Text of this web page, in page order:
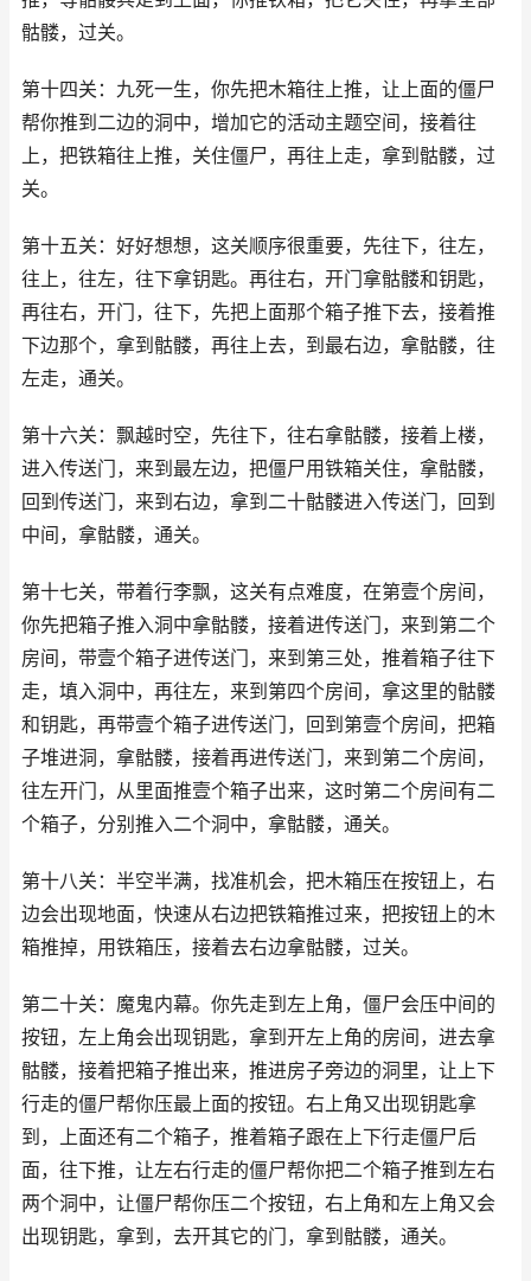
骷髅，过关。
第十四关：九死一生，你先把木箱往上推，让上面的僵尸
帮你推到二边的洞中，增加它的活动主题空间，接着往
上，把铁箱往上推，关住僵尸，再往上走，拿到骷髅，过
关。
第十五关：好好想想，这关顺序很重要，先往下，往左，
往上，往左，往下拿钥匙。再往右，开门拿骷髅和钥匙，
再往右，开门，往下，先把上面那个箱子推下去，接着推
下边那个，拿到骷髅，再往上去，到最右边，拿骷髅，往
左走，通关。
第十六关：飘越时空，先往下，往右拿骷髅，接着上楼，
进入传送门，来到最左边，把僵尸用铁箱关住，拿骷髅，
回到传送门，来到右边，拿到二十骷髅进入传送门，回到
中间，拿骷髅，通关。
第十七关，带着行李飘，这关有点难度，在第壹个房间，
你先把箱子推入洞中拿骷髅，接着进传送门，来到第二个
房间，带壹个箱子进传送门，来到第三处，推着箱子往下
走，填入洞中，再往左，来到第四个房间，拿这里的骷髅
和钥匙，再带壹个箱子进传送门，回到第壹个房间，把箱
子堆进洞，拿骷髅，接着再进传送门，来到第二个房间，
往左开门，从里面推壹个箱子出来，这时第二个房间有二
个箱子，分别推入二个洞中，拿骷髅，通关。
第十八关：半空半满，找准机会，把木箱压在按钮上，右
边会出现地面，快速从右边把铁箱推过来，把按钮上的木
箱推掉，用铁箱压，接着去右边拿骷髅，过关。
第二十关：魔鬼内幕。你先走到左上角，僵尸会压中间的
按钮，左上角会出现钥匙，拿到开左上角的房间，进去拿
骷髅，接着把箱子推出来，推进房子旁边的洞里，让上下
行走的僵尸帮你压最上面的按钮。右上角又出现钥匙拿
到，上面还有二个箱子，推着箱子跟在上下行走僵尸后
面，往下推，让左右行走的僵尸帮你把二个箱子推到左右
两个洞中，让僵尸帮你压二个按钮，右上角和左上角又会
出现钥匙，拿到，去开其它的门，拿到骷髅，通关。